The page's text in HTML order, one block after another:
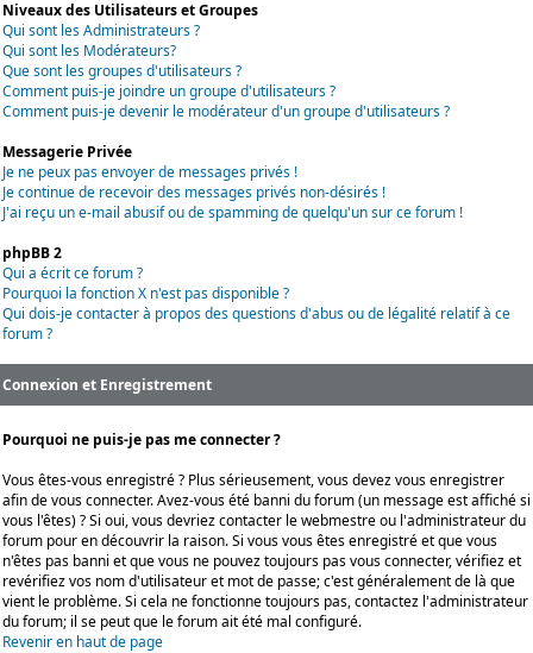
Niveaux des Utilisateurs et Groupes
Qui sont les Administrateurs ?
Qui sont les Modérateurs?
Que sont les groupes d'utilisateurs ?
Comment puis-je joindre un groupe d'utilisateurs ?
Comment puis-je devenir le modérateur d'un groupe d'utilisateurs ?
Messagerie Privée
Je ne peux pas envoyer de messages privés !
Je continue de recevoir des messages privés non-désirés !
J'ai reçu un e-mail abusif ou de spamming de quelqu'un sur ce forum !
phpBB 2
Qui a écrit ce forum ?
Pourquoi la fonction X n'est pas disponible ?
Qui dois-je contacter à propos des questions d'abus ou de légalité relatif à ce
forum ?
Connexion et Enregistrement
Pourquoi ne puis-je pas me connecter ?
Vous êtes-vous enregistré ? Plus sérieusement, vous devez vous enregistrer
afin de vous connecter. Avez-vous été banni du forum (un message est affiché si
vous l'êtes) ? Si oui, vous devriez contacter le webmestre ou l'administrateur du
forum pour en découvrir la raison. Si vous vous êtes enregistré et que vous
n'êtes pas banni et que vous ne pouvez toujours pas vous connecter, vérifiez et
revérifiez vos nom d'utilisateur et mot de passe; c'est généralement de là que
vient le problème. Si cela ne fonctionne toujours pas, contactez l'administrateur
du forum; il se peut que le forum ait été mal configuré.
Revenir en haut de page